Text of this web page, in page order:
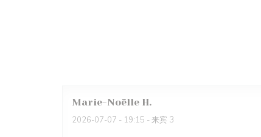
Marie-Noëlle H
2026-07-07 - 19:15 - 来宾 3